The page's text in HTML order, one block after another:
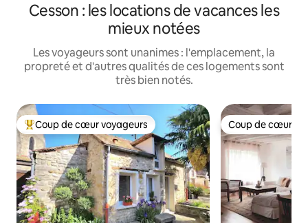
Cesson : les locations de vacances les
mieux notées
Les voyageurs sont unanimes : l'emplacement, la
propreté et d'autres qualités de ces logements sont
très bien notés.
Coup de cœur voyageurs parmi les plus aimés
Coup de cœur voyageurs Coup de cœur
Coup de cœur